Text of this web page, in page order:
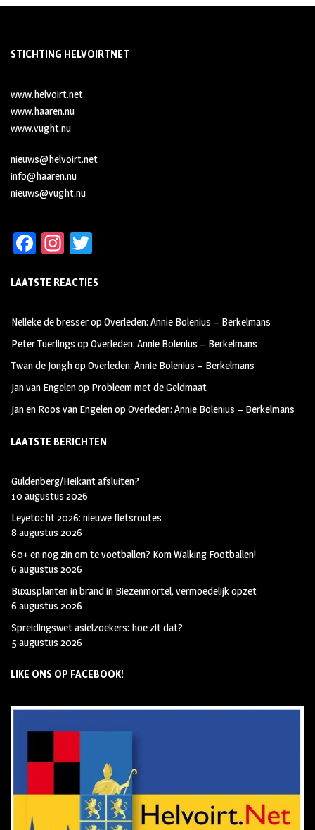
STICHTING HELVOIRTNET
www.helvoirt.net
www.haaren.nu
www.vught.nu
nieuws@helvoirt.net
info@haaren.nu
nieuws@vught.nu
Fa
b
oo
k
In
ag
m
tt
LAATSTE REACTIES
Nelleke de bresseropOverleden: Annie Bolenius – Berkelmans
Peter Tuerlings opOverleden: Annie Bolenius – Berkelmans
Twan de JonghopOverleden: Annie Bolenius – Berkelmans
Jan van Engelenop Probleem met de Geldmaat
Jan en Roos van EngelenopOverleden: Annie Bolenius – Berkelmans
LAATSTE BERICHTEN
Guldenberg/Heikant afsluiten?
10 augustus 2026
Leyetocht 2026: nieuwe fietsroutes
8 augustus 2026
60+ en nog zin om te voetballen? Kom Walking Footballen!
6 augustus 2026
Buxusplanten in brand in Biezenmortel, vermoedelijk opzet
6 augustus 2026
Spreidingswet asielzoekers: hoe zit dat?
5 augustus 2026
LIKE ONS OP FACEBOOK!